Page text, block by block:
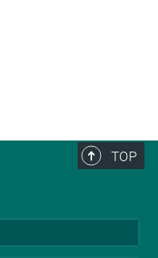
TOP